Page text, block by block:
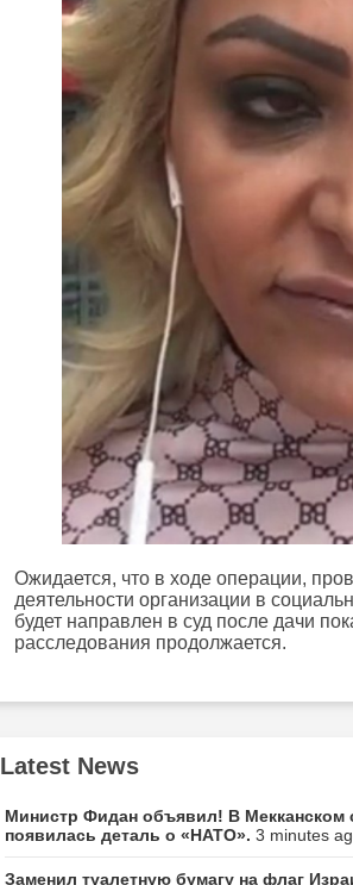
Ожидается, что в ходе операции,
деятельности организации в
будет направлен в суд после дачи
расследования продолжается.
Latest News
Министр Фидан объявил! В Мекканском
появилась деталь о «НАТО». 3 minutes
Заменил туалетную бумагу на флаг